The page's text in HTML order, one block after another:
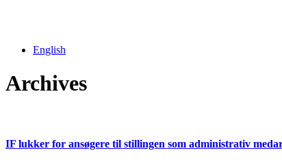
English
Archives
IF lukker for ansøgere til stillingen som administrativ